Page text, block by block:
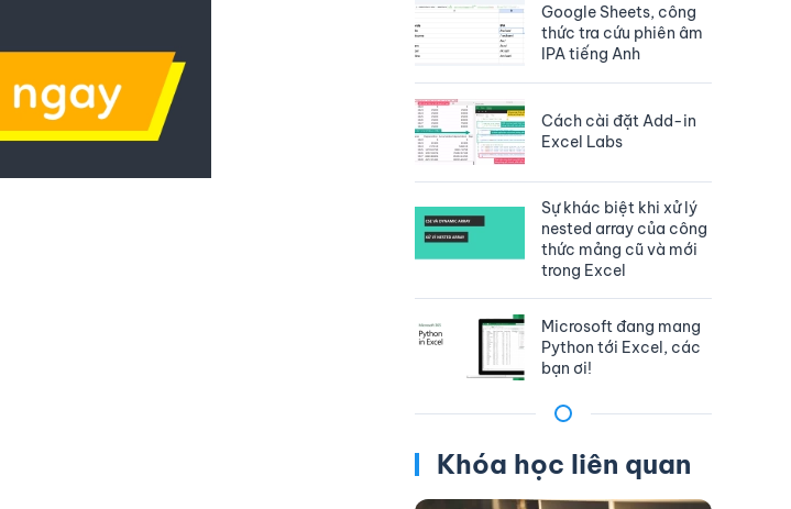
Google Sheets, công
thức tra cứu phiên âm
IPA tiếng Anh
Cách cài đặt Add-in
Excel Labs
Sự khác biệt khi xử lý
nested array của công
thức mảng cũ và mới
trong Excel
Microsoft đang mang
Python tới Excel, các
bạn ơi!
Khóa học liên quan